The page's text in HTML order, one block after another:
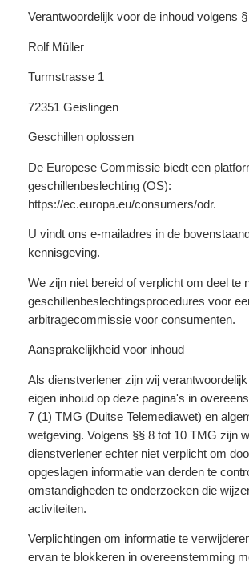
Verantwoordelijk voor de inhoud volgens
Rolf Müller
Turmstrasse 1
72351 Geislingen
Geschillen oplossen
De Europese Commissie biedt een
geschillenbeslechting (OS):
https://ec.europa.eu/consumers/odr.
U vindt ons e-mailadres in de
kennisgeving.
We zijn niet bereid of verplicht om deel te
geschillenbeslechtingsprocedures voor
arbitragecommissie voor consumenten.
Aansprakelijkheid voor inhoud
Als dienstverlener zijn wij
eigen inhoud op deze pagina's in
7 (1) TMG (Duitse Telemediawet) en
wetgeving. Volgens §§ 8 tot 10 TMG zijn
dienstverlener echter niet verplicht om
opgeslagen informatie van derden te
omstandigheden te onderzoeken die
activiteiten.
Verplichtingen om informatie te
ervan te blokkeren in overeenstemming